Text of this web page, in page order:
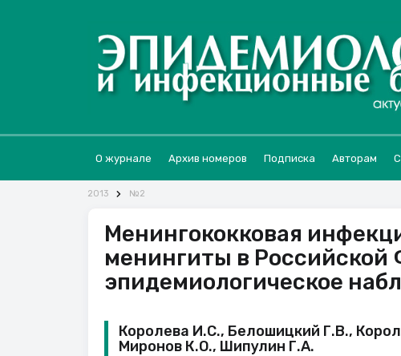
О журнале Архив номеров Подписка Авторам
2013 №2
Менингококковая
менингиты в Российской
эпидемиологическое
Королева И.С., Белошицкий Г.В.,
Миронов К.О., Шипулин Г.А.